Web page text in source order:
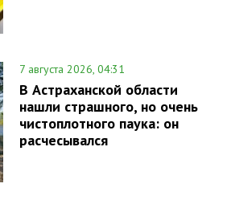
7 августа 2026, 04:31
В Астраханской области
нашли страшного, но очень
чистоплотного паука: он
расчесывался